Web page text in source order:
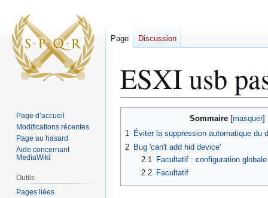
ESXI usb
navigation
recherche
Sommaire
1 Éviter la suppression automatique du
2 Bug 'can't add hid device'
2.1
Facultatif : configuration globale
2.2
Facultatif
Page Discussion
Page d’accueil
Modifications récentes
Page au hasard
Aide concernant
MediaWiki
Outils
Pages liées